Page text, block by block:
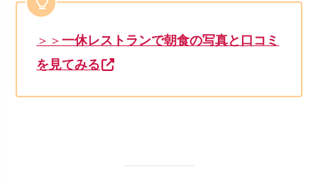
＞＞一休レストランで朝食の写真と口コミ
を見てみる